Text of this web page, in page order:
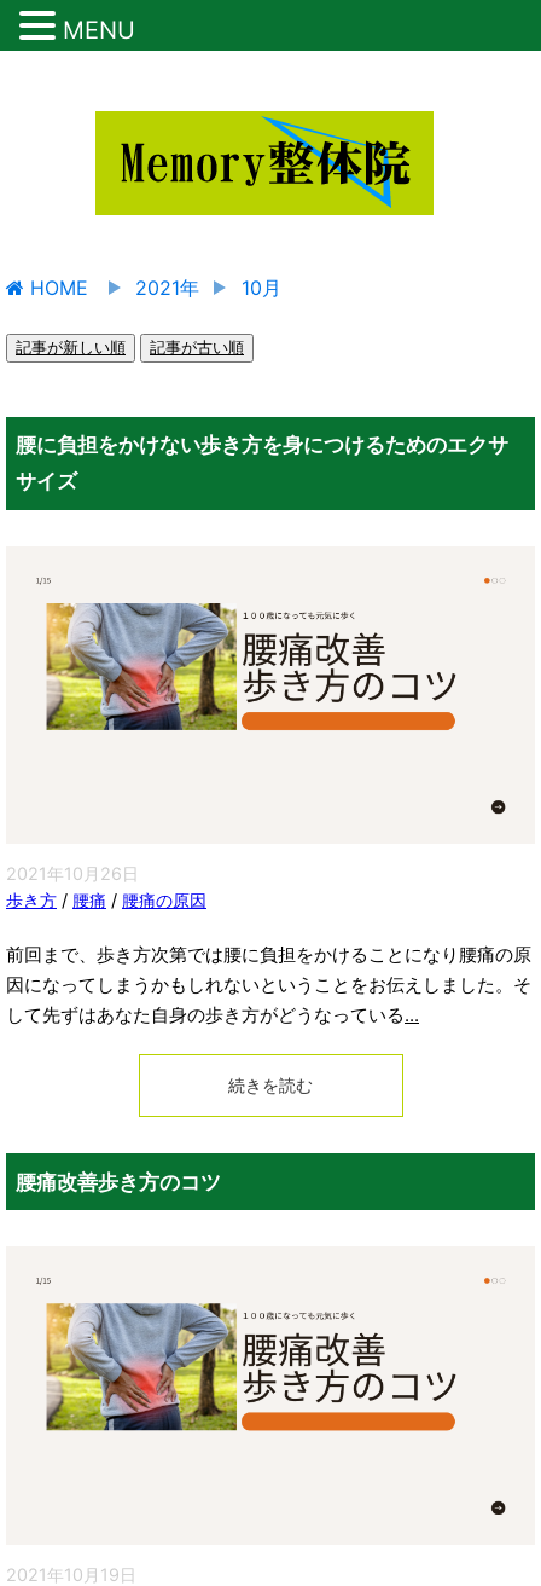
HOME 2021年 10月
記事が新しい順 記事が古い順
腰に負担をかけない歩き方を身につけるためのエクサ
サイズ
2021年10月26日
歩き方 / 腰痛 / 腰痛の原因
前回まで、歩き方次第では腰に負担をかけることになり腰痛の原
因になってしまうかもしれないということをお伝えしました。そ
して先ずはあなた自身の歩き方がどうなっている...
続きを読む
腰痛改善歩き方のコツ
2021年10月19日
MENU